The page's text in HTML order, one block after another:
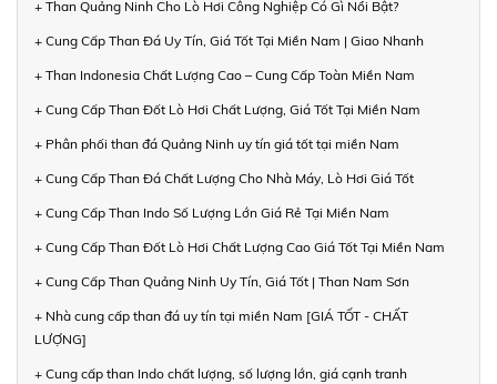
+ Than Quảng Ninh Cho Lò Hơi Công Nghiệp Có Gì Nổi Bật?
+ Cung Cấp Than Đá Uy Tín, Giá Tốt Tại Miền Nam | Giao Nhanh
+ Than Indonesia Chất Lượng Cao – Cung Cấp Toàn Miền Nam
+ Cung Cấp Than Đốt Lò Hơi Chất Lượng, Giá Tốt Tại Miền Nam
+ Phân phối than đá Quảng Ninh uy tín giá tốt tại miền Nam
+ Cung Cấp Than Đá Chất Lượng Cho Nhà Máy, Lò Hơi Giá Tốt
+ Cung Cấp Than Indo Số Lượng Lớn Giá Rẻ Tại Miền Nam
+ Cung Cấp Than Đốt Lò Hơi Chất Lượng Cao Giá Tốt Tại Miền Nam
+ Cung Cấp Than Quảng Ninh Uy Tín, Giá Tốt | Than Nam Sơn
+ Nhà cung cấp than đá uy tín tại miền Nam [GIÁ TỐT - CHẤT
LƯỢNG]
+ Cung cấp than Indo chất lượng, số lượng lớn, giá cạnh tranh